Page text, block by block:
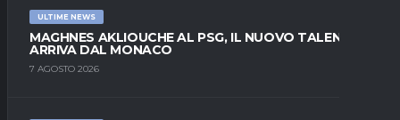
ULTIME NEWS
MAGHNES AKLIOUCHE AL PSG, IL NUOVO TALENTO
ARRIVA DAL MONACO
7 AGOSTO 2026